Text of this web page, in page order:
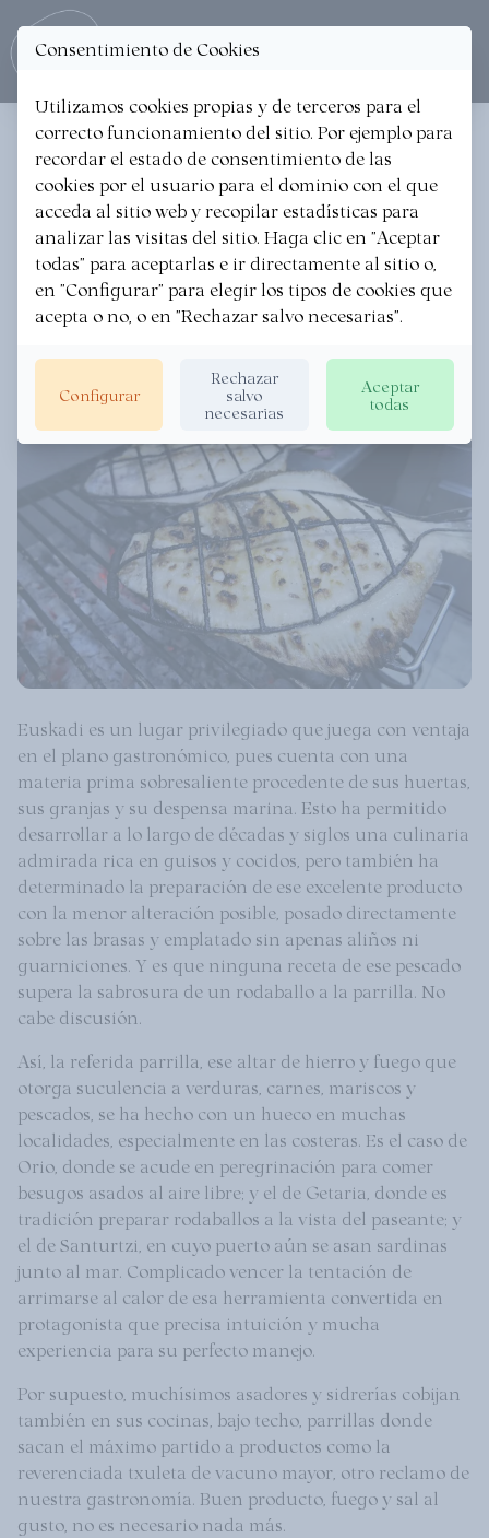
< Itzuli berrietara
Parrilla a la vista
EUSKADI GASTRONOMIKA · 12/11/2019
Euskadi es un lugar privilegiado que juega con ventaja
en el plano gastronómico, pues cuenta con una
materia prima sobresaliente procedente de sus huertas,
sus granjas y su despensa marina. Esto ha permitido
desarrollar a lo largo de décadas y siglos una culinaria
admirada rica en guisos y cocidos, pero también ha
determinado la preparación de ese excelente producto
con la menor alteración posible, posado directamente
sobre las brasas y emplatado sin apenas aliños ni
guarniciones. Y es que ninguna receta de ese pescado
supera la sabrosura de un rodaballo a la parrilla. No
cabe discusión.
Así, la referida parrilla, ese altar de hierro y fuego que
otorga suculencia a verduras, carnes, mariscos y
pescados, se ha hecho con un hueco en muchas
localidades, especialmente en las costeras. Es el caso de
Orio, donde se acude en peregrinación para comer
besugos asados al aire libre; y el de Getaria, donde es
tradición preparar rodaballos a la vista del paseante; y
el de Santurtzi, en cuyo puerto aún se asan sardinas
junto al mar. Complicado vencer la tentación de
arrimarse al calor de esa herramienta convertida en
protagonista que precisa intuición y mucha
experiencia para su perfecto manejo.
Por supuesto, muchísimos asadores y sidrerías cobijan
también en sus cocinas, bajo techo, parrillas donde
sacan el máximo partido a productos como la
reverenciada txuleta de vacuno mayor, otro reclamo de
nuestra gastronomía. Buen producto, fuego y sal al
gusto, no es necesario nada más.
Consentimiento de Cookies
Utilizamos cookies propias y de terceros para el
correcto funcionamiento del sitio. Por ejemplo para
recordar el estado de consentimiento de las
cookies por el usuario para el dominio con el que
acceda al sitio web y recopilar estadísticas para
analizar las visitas del sitio. Haga clic en "Aceptar
todas" para aceptarlas e ir directamente al sitio o,
en "Configurar" para elegir los tipos de cookies que
acepta o no, o en "Rechazar salvo necesarias".
Configurar
Rechazar
salvo
necesarias
Aceptar
todas